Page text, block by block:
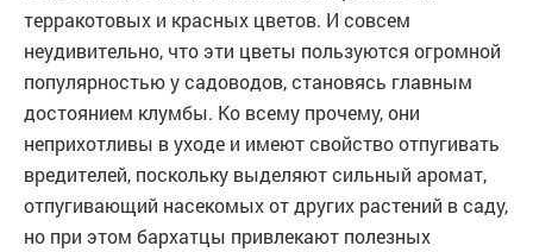
терракотовых и красных цветов. И совсем
неудивительно, что эти цветы пользуются огромной
популярностью у садоводов, становясь главным
достоянием клумбы. Ко всему прочему, они
неприхотливы в уходе и имеют свойство отпугивать
вредителей, поскольку выделяют сильный аромат,
отпугивающий насекомых от других растений в саду,
но при этом бархатцы привлекают полезных